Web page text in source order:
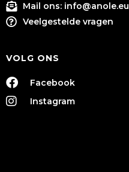
Mail ons: info@anole.eu
Veelgestelde vragen
VOLG ONS
Facebook
Instagram